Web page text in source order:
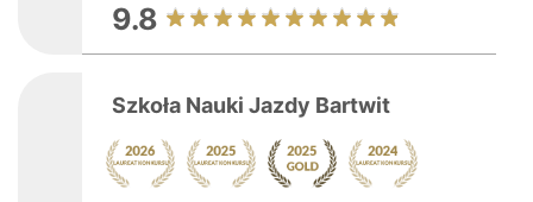
9.8
Szkoła Nauki Jazdy Bartwit